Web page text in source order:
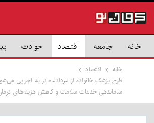
خانه جامعه اقتصاد حوادث
خانه
اقتصاد
طرح پزشک خانواده از مردادماه در بم اجرایی
ساماندهی خدمات سلامت و کاهش هزینه‌های